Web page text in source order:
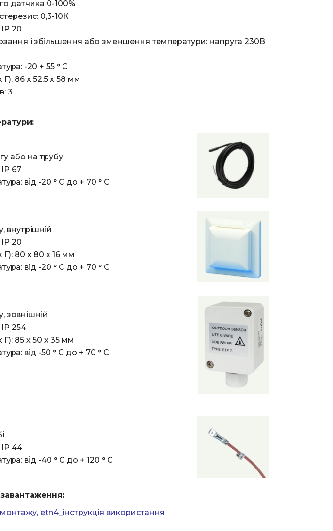
датчика 0-100%
0,3-10К
IP 20
і збільшення або зменшення температури: напруга 230В
-20 + 55 ° C
86 х 52,5 х 58 мм
3
або на трубу
IP 67
від -20 ° C до + 70 ° С
внутрішній
IP 20
80 х 80 х 16 мм
від -20 ° C до + 70 ° С
зовнішній
IP 254
85 х 50 х 35 мм
від -50 ° C до + 70 ° С
IP 44
від -40 ° C до + 120 ° С
завантаження:
монтажу, etn4_інструкція використання